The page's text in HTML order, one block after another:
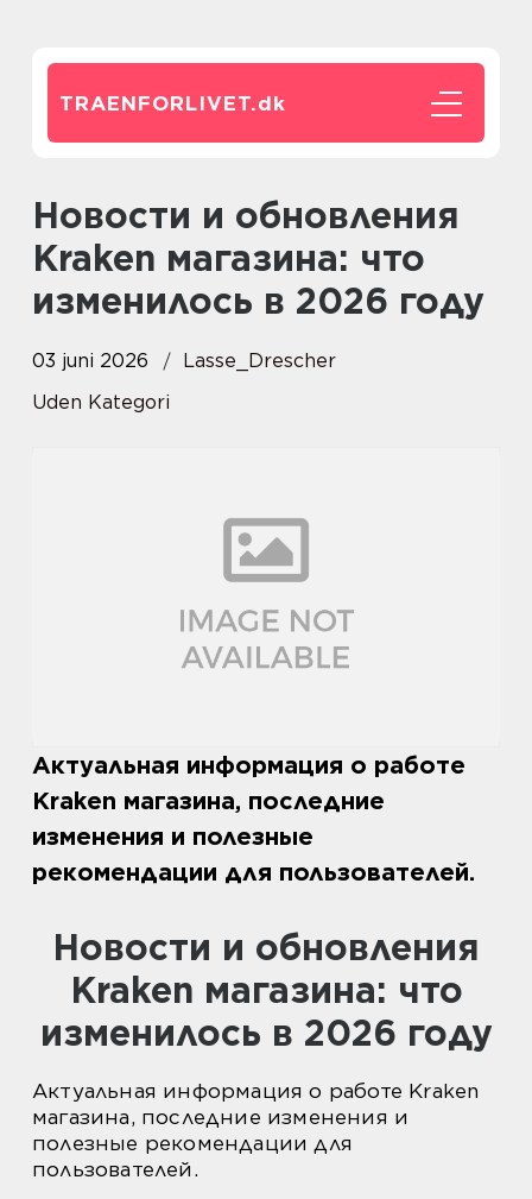
TRAENFORLIVET.dk
Новости и обновления
Kraken магазина: что
изменилось в 2026 году
03 juni 2026
Lasse_Drescher
Uden Kategori
Актуальная информация о работе
Kraken магазина, последние
изменения и полезные
рекомендации для пользователей.
Новости и обновления
Kraken магазина: что
изменилось в 2026 году
Актуальная информация о работе Kraken
магазина, последние изменения и
полезные рекомендации для
пользователей.